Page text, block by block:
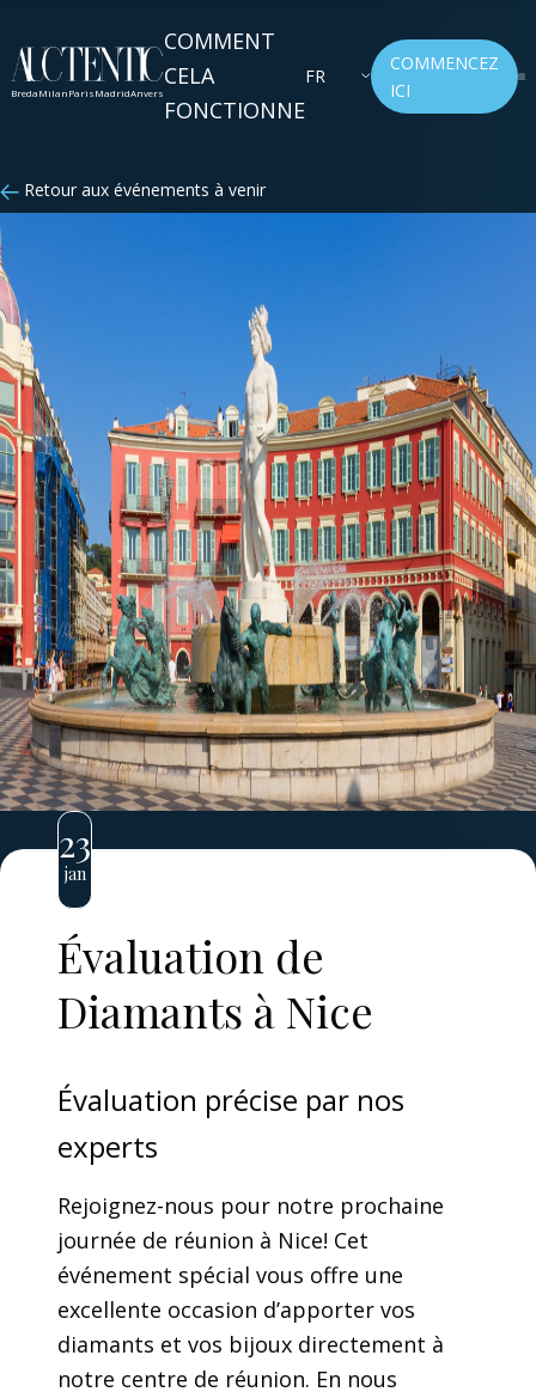
BredaMilanParisMadridAnvers
COMMENT
CELA
FONCTIONNE
FR
COMMENCEZ
ICI
Retour aux événements à venir
23
jan
Évaluation de
Diamants à Nice
Évaluation précise par nos
experts
Rejoignez-nous pour notre prochaine
journée de réunion à Nice! Cet
événement spécial vous offre une
excellente occasion d’apporter vos
diamants et vos bijoux directement à
notre centre de réunion. En nous